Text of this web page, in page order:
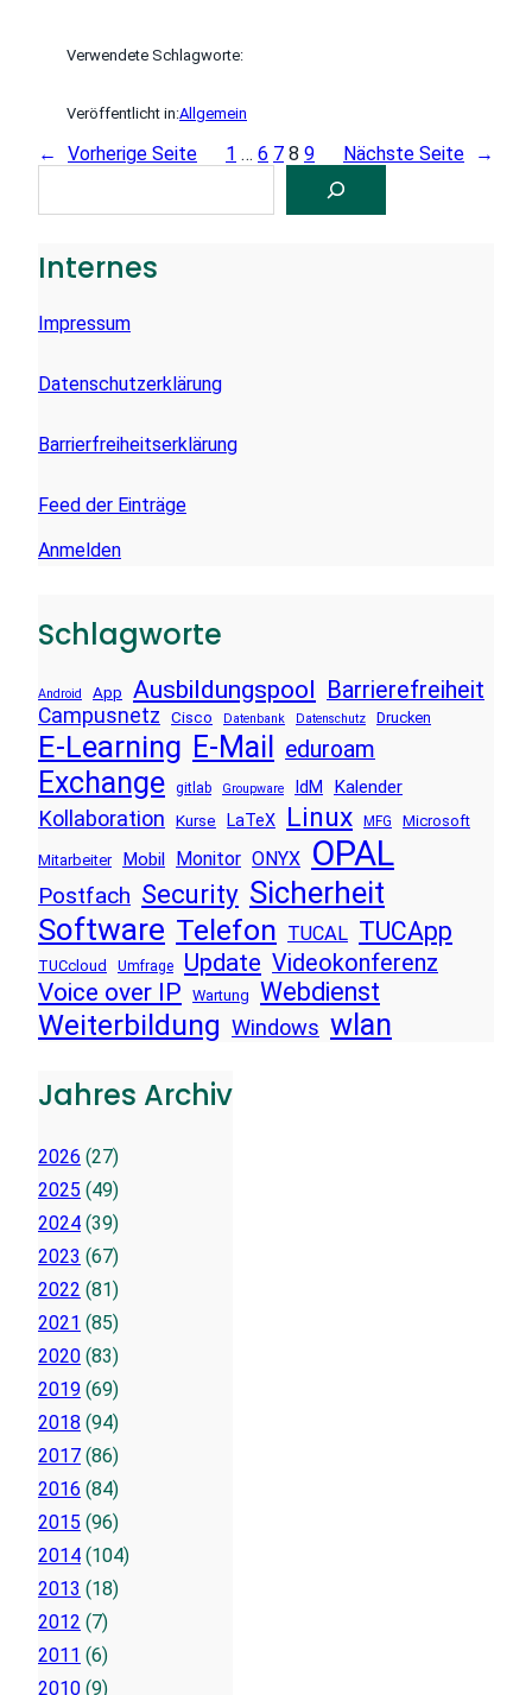
Verwendete Schlagworte:
Veröffentlicht in:Allgemein
← Vorherige Seite 1 … 6 7 8 9 Nächste Seite →
C
Internes
Impressum
Datenschutzerklärung
Barrierfreiheitserklärung
Feed der Einträge
Anmelden
Schlagworte
Android App Ausbildungspool Barrierefreiheit
Campusnetz Cisco Datenbank Datenschutz Drucken
E-Learning E-Mail eduroam
Exchange gitlab Groupware IdM Kalender
Kollaboration Kurse LaTeX Linux MFG Microsoft
Mitarbeiter Mobil Monitor ONYX OPAL
Postfach Security Sicherheit
Software Telefon TUCAL TUCApp
TUCcloud Umfrage Update Videokonferenz
Voice over IP Wartung Webdienst
Weiterbildung Windows wlan
Jahres Archiv
2026 (27)
2025 (49)
2024 (39)
2023 (67)
2022 (81)
2021 (85)
2020 (83)
2019 (69)
2018 (94)
2017 (86)
2016 (84)
2015 (96)
2014 (104)
2013 (18)
2012 (7)
2011 (6)
2010 (9)